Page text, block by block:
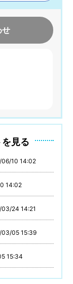
せ
見る
06/10 14:02
14:02
24 14:21
03/05 15:39
15:34